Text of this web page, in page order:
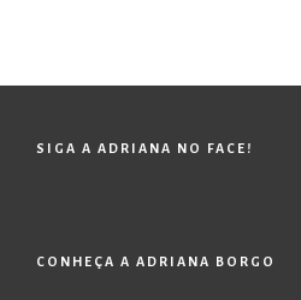
SIGA A ADRIANA NO FACE!
CONHEÇA A ADRIANA BORGO